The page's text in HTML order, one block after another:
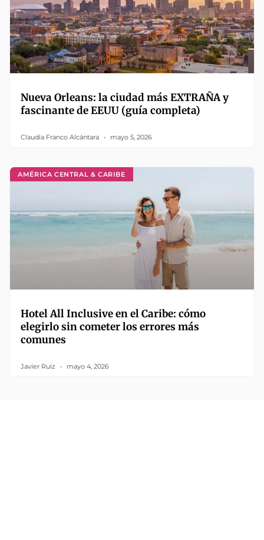
Nueva Orleans: la ciudad más EXTRAÑA y
fascinante de EEUU (guía completa)
Claudia Franco Alcántara mayo 5, 2026
AMÉRICA CENTRAL & CARIBE
Hotel All Inclusive en el Caribe: cómo
elegirlo sin cometer los errores más
comunes
Javier Ruiz mayo 4, 2026